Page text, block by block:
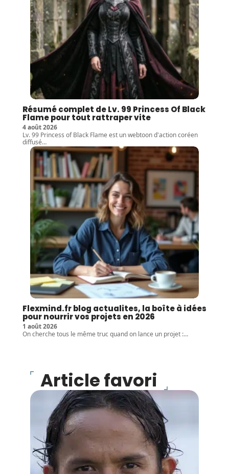
Résumé complet de Lv. 99 Princess Of Black
Flame pour tout rattraper vite
4 août 2026
Lv. 99 Princess of Black Flame est un webtoon d'action coréen
diffusé…
Flexmind.fr blog actualites, la boîte à idées
pour nourrir vos projets en 2026
1 août 2026
On cherche tous le même truc quand on lance un projet :…
Article favori